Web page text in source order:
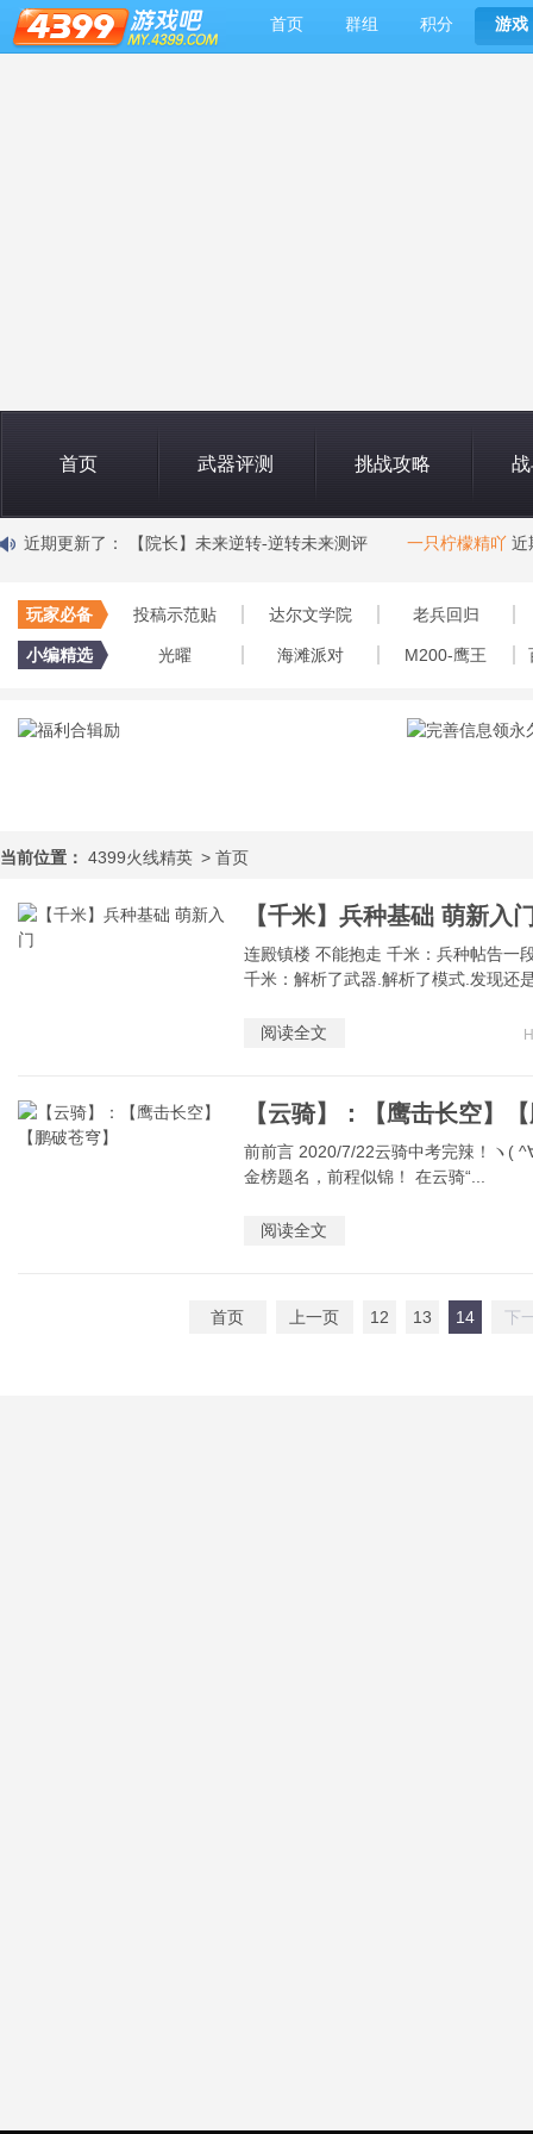
首页 群组 积分 游戏
首页 武器评测 挑战攻略
近期更新了： 【院长】未来逆转-逆转未来测评 一只柠檬精吖近期
玩家必备 投稿示范贴 达尔文学院 老兵回归
小编精选 光曜 海滩派对 M200-鹰王
当前位置： 4399火线精英 > 首页
【千米】兵种基础 萌新入
连殿镇楼 不能抱走 千米：兵种帖告一
千米：解析了武器.解析了模式.发现还
阅读全文
【云骑】：【鹰击长空】
前前言 2020/7/22云骑中考完辣！ヽ(
金榜题名，前程似锦！ 在云骑“...
阅读全文
首页 上一页 12 13 14 下